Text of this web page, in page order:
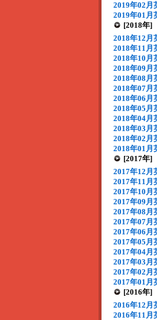
2019年02月
2019年01月
[2018年]
2018年12月
2018年11月
2018年10月
2018年09月
2018年08月
2018年07月
2018年06月
2018年05月
2018年04月
2018年03月
2018年02月
2018年01月
[2017年]
2017年12月
2017年11月
2017年10月
2017年09月
2017年08月
2017年07月
2017年06月
2017年05月
2017年04月
2017年03月
2017年02月
2017年01月
[2016年]
2016年12月
2016年11月